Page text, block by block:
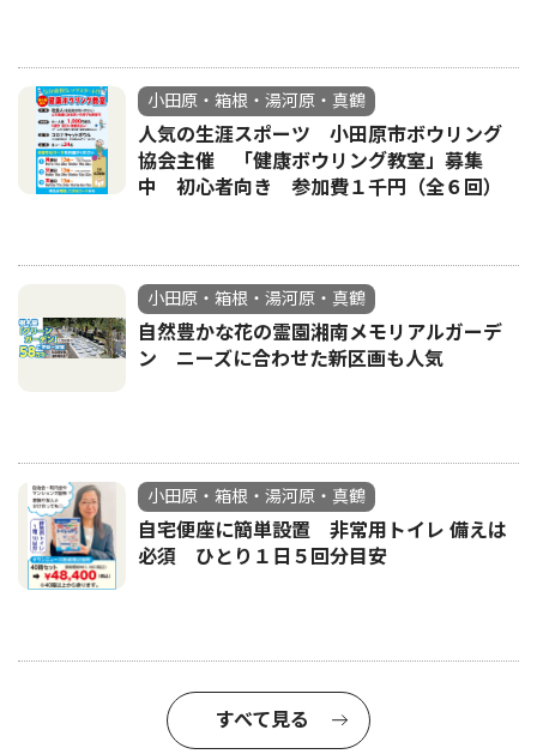
小田原・箱根・湯河原・真鶴
人気の生涯スポーツ 小田原市ボウリング
協会主催 「健康ボウリング教室」募集
中 初心者向き 参加費１千円（全６回）
小田原・箱根・湯河原・真鶴
自然豊かな花の霊園湘南メモリアルガーデ
ン ニーズに合わせた新区画も人気
小田原・箱根・湯河原・真鶴
自宅便座に簡単設置 非常用トイレ 備えは
必須 ひとり１日５回分目安
すべて見る